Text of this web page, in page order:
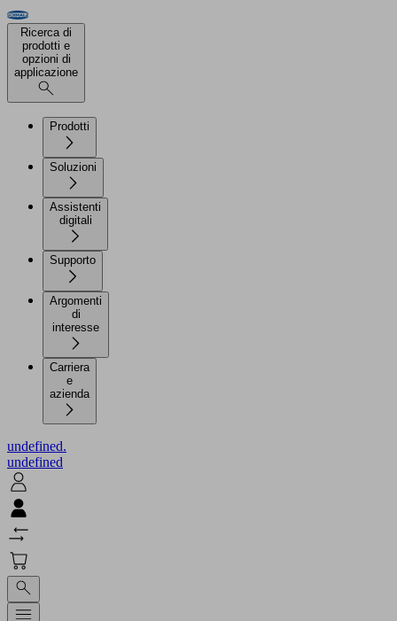
Ricerca di
prodotti e
opzioni di
applicazione
Prodotti
Soluzioni
Assistenti
Supporto
Argomenti
di
Carriera
e
azienda
undefined.
undefined